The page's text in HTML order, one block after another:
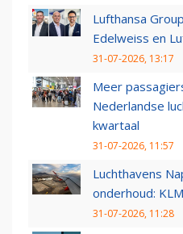
Lufthansa
Edelweiss en
31-07-2026, 13:17
Meer
Nederlandse
kwartaal
31-07-2026, 11:57
Luchthavens
onderhoud:
31-07-2026, 11:28